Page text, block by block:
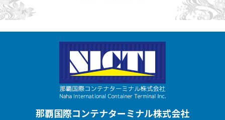
那覇国際コンテナターミナル株式会社